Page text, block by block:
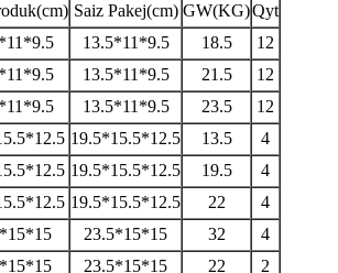
Saiz Pakej(cm) GW(KG)Qyt
13.5*11*9.5 18.5
12
13.5*11*9.5 21.5
12
13.5*11*9.5 23.5
12
19.5*15.5*12.5 13.5
4
19.5*15.5*12.5 19.5
4
19.5*15.5*12.5 22
4
23.5*15*15 32
4
23.5*15*15 22
2